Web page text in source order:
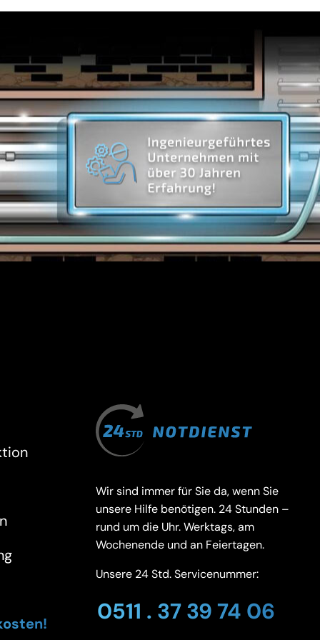
Wir sind immer für Sie da, wenn Sie
unsere Hilfe benötigen. 24 Stunden –
rund um die Uhr. Werktags, am
Wochenende und an Feiertagen.
Unsere 24 Std. Servicenummer:
0511 . 37 39 74 06